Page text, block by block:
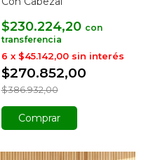
$230.224,20 con
$270.852,00
$386.932,00
6 x $45.142,00 sin interés
Comprar